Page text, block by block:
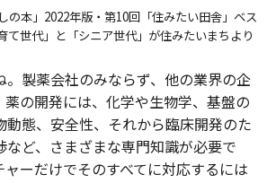
の本」2022年版・第10回「住みたい田舎」ベス
て世代」と「シニア世代」が住みたいまちより
。製薬会社のみならず、他の業界の企
薬の開発には、化学や生物学、基盤の
動態、安全性、それから臨床開発のた
など、さまざまな専門知識が必要で
ャーだけでそのすべてに対応するには